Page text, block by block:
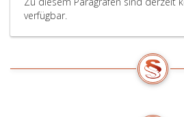
verfügbar.